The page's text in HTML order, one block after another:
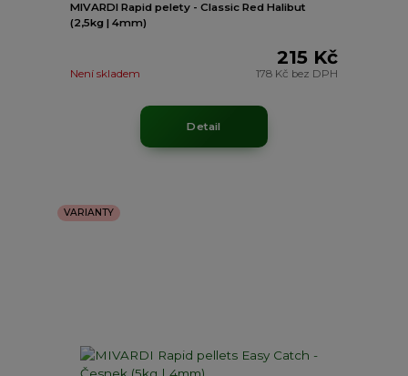
MIVARDI Rapid pelety - Classic Red Halibut
(2,5kg | 4mm)
215 Kč
178 Kč bez DPH
Není skladem
Detail
VARIANTY